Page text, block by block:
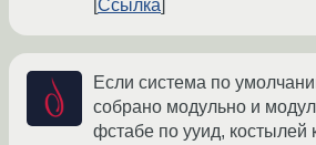
Ссылка
Если система по
собрано модульно и
фстабе по ууид, костылей